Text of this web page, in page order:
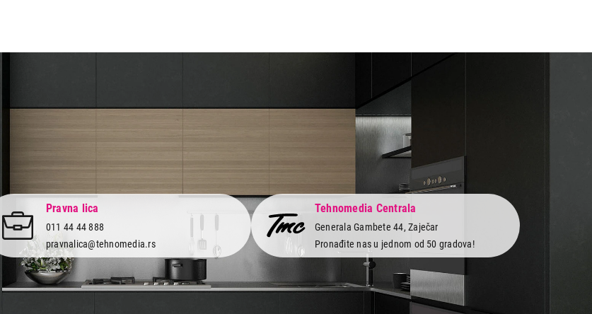
Pravna lica
011 44 44 888
pravnalica@tehnomedia.rs
Tehnomedia Centrala
Generala Gambete 44, Zaječar
Pronađite nas u jednom od 50 gradova!